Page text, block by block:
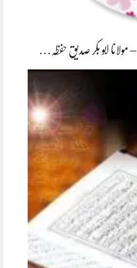
ابو بکر صدیق حفظہ…